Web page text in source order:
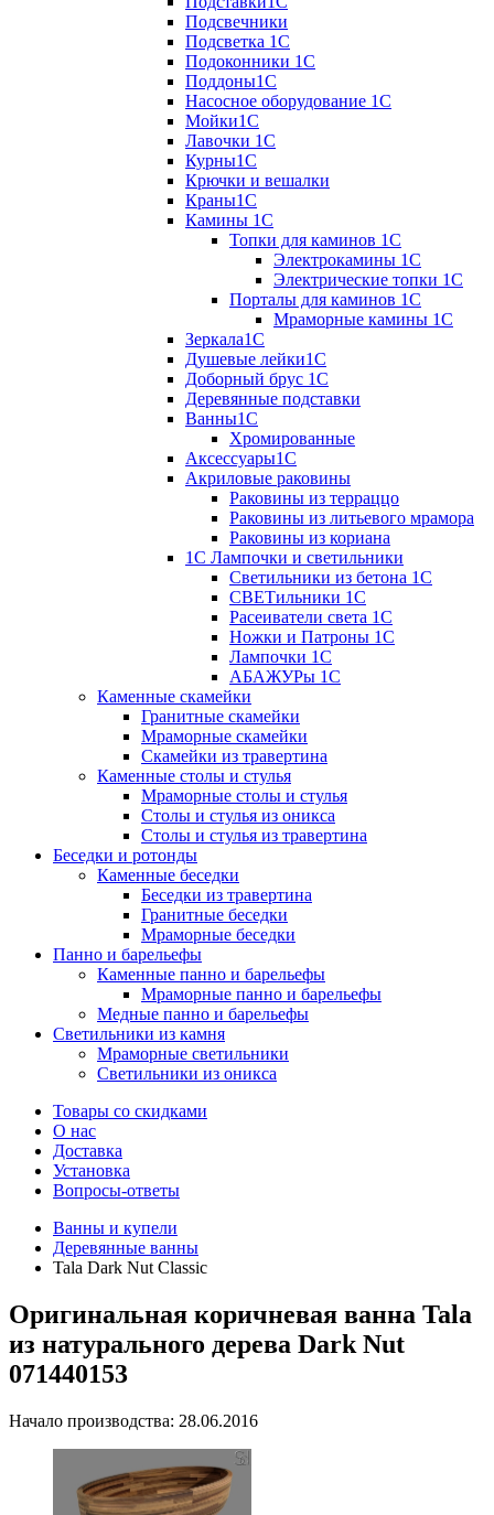
Подсвечники
Подсветка 1С
Подоконники 1С
Поддоны1С
Насосное оборудование 1С
Мойки1С
Лавочки 1С
Курны1С
Крючки и вешалки
Краны1С
Камины 1C
Топки для каминов 1C
Электрокамины 1С
Электрические топки 1C
Порталы для каминов 1С
Мраморные камины 1C
Зеркала1С
Душевые лейки1С
Доборный брус 1С
Деревянные подставки
Ванны1С
Хромированные
Аксессуары1С
Акриловые раковины
Раковины из терраццо
Раковины из литьевого мрамора
Раковины из кориана
1С Лампочки и светильники
Светильники из бетона 1С
СВЕТильники 1С
Расеиватели света 1С
Ножки и Патроны 1С
Лампочки 1С
АБАЖУРы 1С
Каменные скамейки
Гранитные скамейки
Мраморные скамейки
Скамейки из травертина
Каменные столы и стулья
Мраморные столы и стулья
Столы и стулья из оникса
Столы и стулья из травертина
Беседки и ротонды
Каменные беседки
Беседки из травертина
Гранитные беседки
Мраморные беседки
Панно и барельефы
Каменные панно и барельефы
Мраморные панно и барельефы
Медные панно и барельефы
Светильники из камня
Мраморные светильники
Светильники из оникса
Товары со скидками
О нас
Доставка
Установка
Вопросы-ответы
Ванны и купели
Деревянные ванны
Tala Dark Nut Classic
Оригинальная коричневая ванна Tala
из натурального дерева Dark Nut
071440153
Начало производства: 28.06.2016